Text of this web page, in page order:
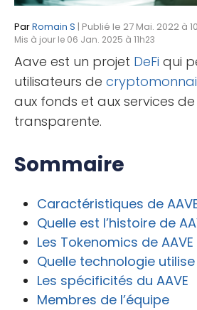
ParRomain S | Publié le 27 Mai. 2022 à
Mis à jour le 06 Jan. 2025 à 11h23
Aave est un projet DeFi qui
utilisateurs de
aux fonds et aux services
transparente.
Sommaire
Caractéristiques de
Quelle est l’histoire de
Les Tokenomics de AAVE
Quelle technologie utilise
Les spécificités du AAVE
Membres de l’équipe